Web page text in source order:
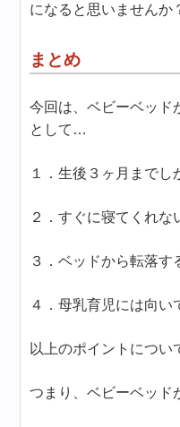
になると思いませんか
まとめ
今回は、ベビーベッド
として…
１．生後３ヶ月までし
２．すぐに寝てくれな
３．ベッドから転落す
４．母乳育児には向い
以上のポイントについ
つまり、ベビーベッ